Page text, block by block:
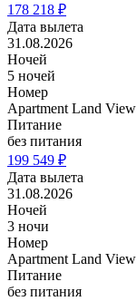
178 218 ₽
Дата вылета
31.08.2026
Ночей
5 ночей
Номер
Apartment Land View
Питание
без питания
199 549 ₽
Дата вылета
31.08.2026
Ночей
3 ночи
Номер
Apartment Land View
Питание
без питания